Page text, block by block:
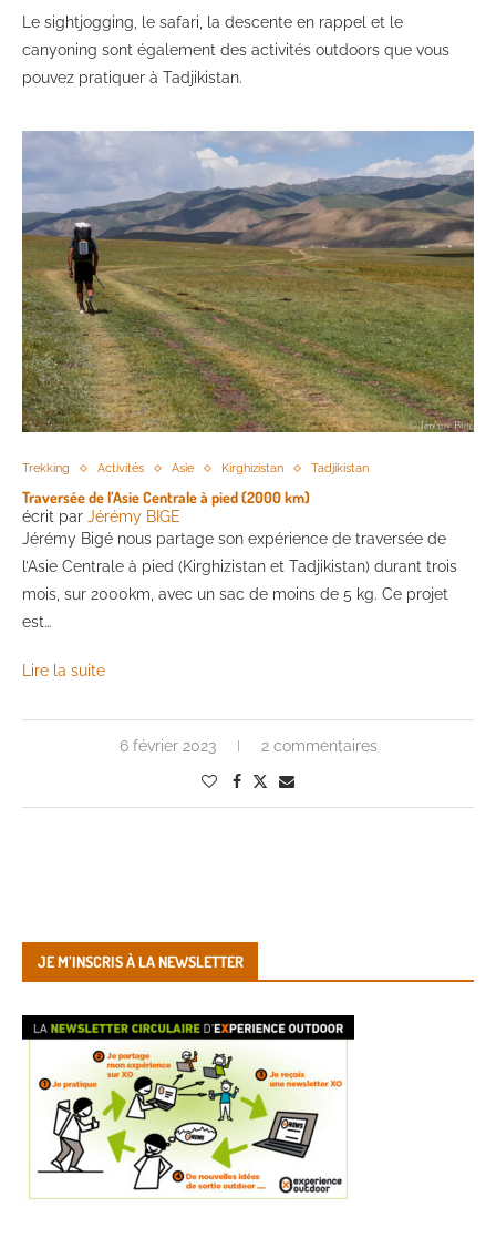
Le sightjogging, le safari, la descente en rappel et le
canyoning sont également des activités outdoors que vous
pouvez pratiquer à Tadjikistan.
Trekking Activités Asie Kirghizistan Tadjikistan
Traversée de l’Asie Centrale à pied (2000 km)
écrit par Jérémy BIGE
Jérémy Bigé nous partage son expérience de traversée de
l’Asie Centrale à pied (Kirghizistan et Tadjikistan) durant trois
mois, sur 2000km, avec un sac de moins de 5 kg. Ce projet
est…
Lire la suite
6 février 2023 2 commentaires
JE M’INSCRIS À LA NEWSLETTER